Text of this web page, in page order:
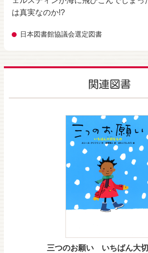
は真実なのか!?
日本図書館協議会選定図書
関連図書
三つのお願い いちばん大